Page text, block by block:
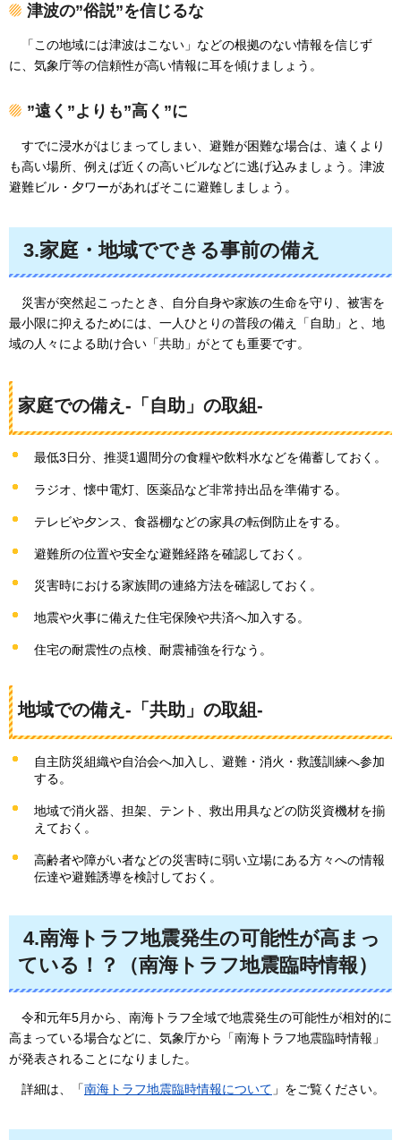
津波の”俗説”を信じるな
「この地域には津波はこない」 などの根拠のない情報を信じず
に、気象庁等の信頼性が高い情報に耳を傾けましょう。
”遠く”よりも”高く”に
すでに浸水がはじまってしまい、 避難が困難な場合は、遠くより
も高い場所、例えば近くの高いビルなどに逃げ込みましょう。津波
避難ビル・夕ワーがあればそこに避難しましょう。
3.家庭・地域でできる事前の備え
災害が突然起こったとき、
自分自身や家族の生命を守り、被害を
最小限に抑えるためには、一人ひとりの普段の備え「自助」と、地
域の人々による助け合い「共助」がとても重要です。
家庭での備え-「自助」の取組-
最低3日分、推奨1週間分の食糧や飲料水などを備蓄しておく。
ラジオ、懐中電灯、医薬品など非常持出品を準備する。
テレビや夕ンス、食器棚などの家具の転倒防止をする。
避難所の位置や安全な避難経路を確認しておく。
災害時における家族間の連絡方法を確認しておく。
地震や火事に備えた住宅保険や共済へ加入する。
住宅の耐震性の点検、耐震補強を行なう。
地域での備え-「共助」の取組-
自主防災組織や自治会へ加入し、避難・消火・救護訓練へ参加
する。
地域で消火器、担架、テント、救出用具などの防災資機材を揃
えておく。
高齢者や障がい者などの災害時に弱い立場にある方々への情報
伝達や避難誘導を検討しておく。
4.南海トラフ地震発生の可能性が高まっ
ている！？（南海トラフ地震臨時情報）
令和元年5月から、南海トラフ全域で地震発生の可能性が相対的に
高まっている場合などに、気象庁から「南海トラフ地震臨時情報」
が発表されることになりました。
詳細は、「南海トラフ地震臨時情報について 」をご覧ください。​​​​